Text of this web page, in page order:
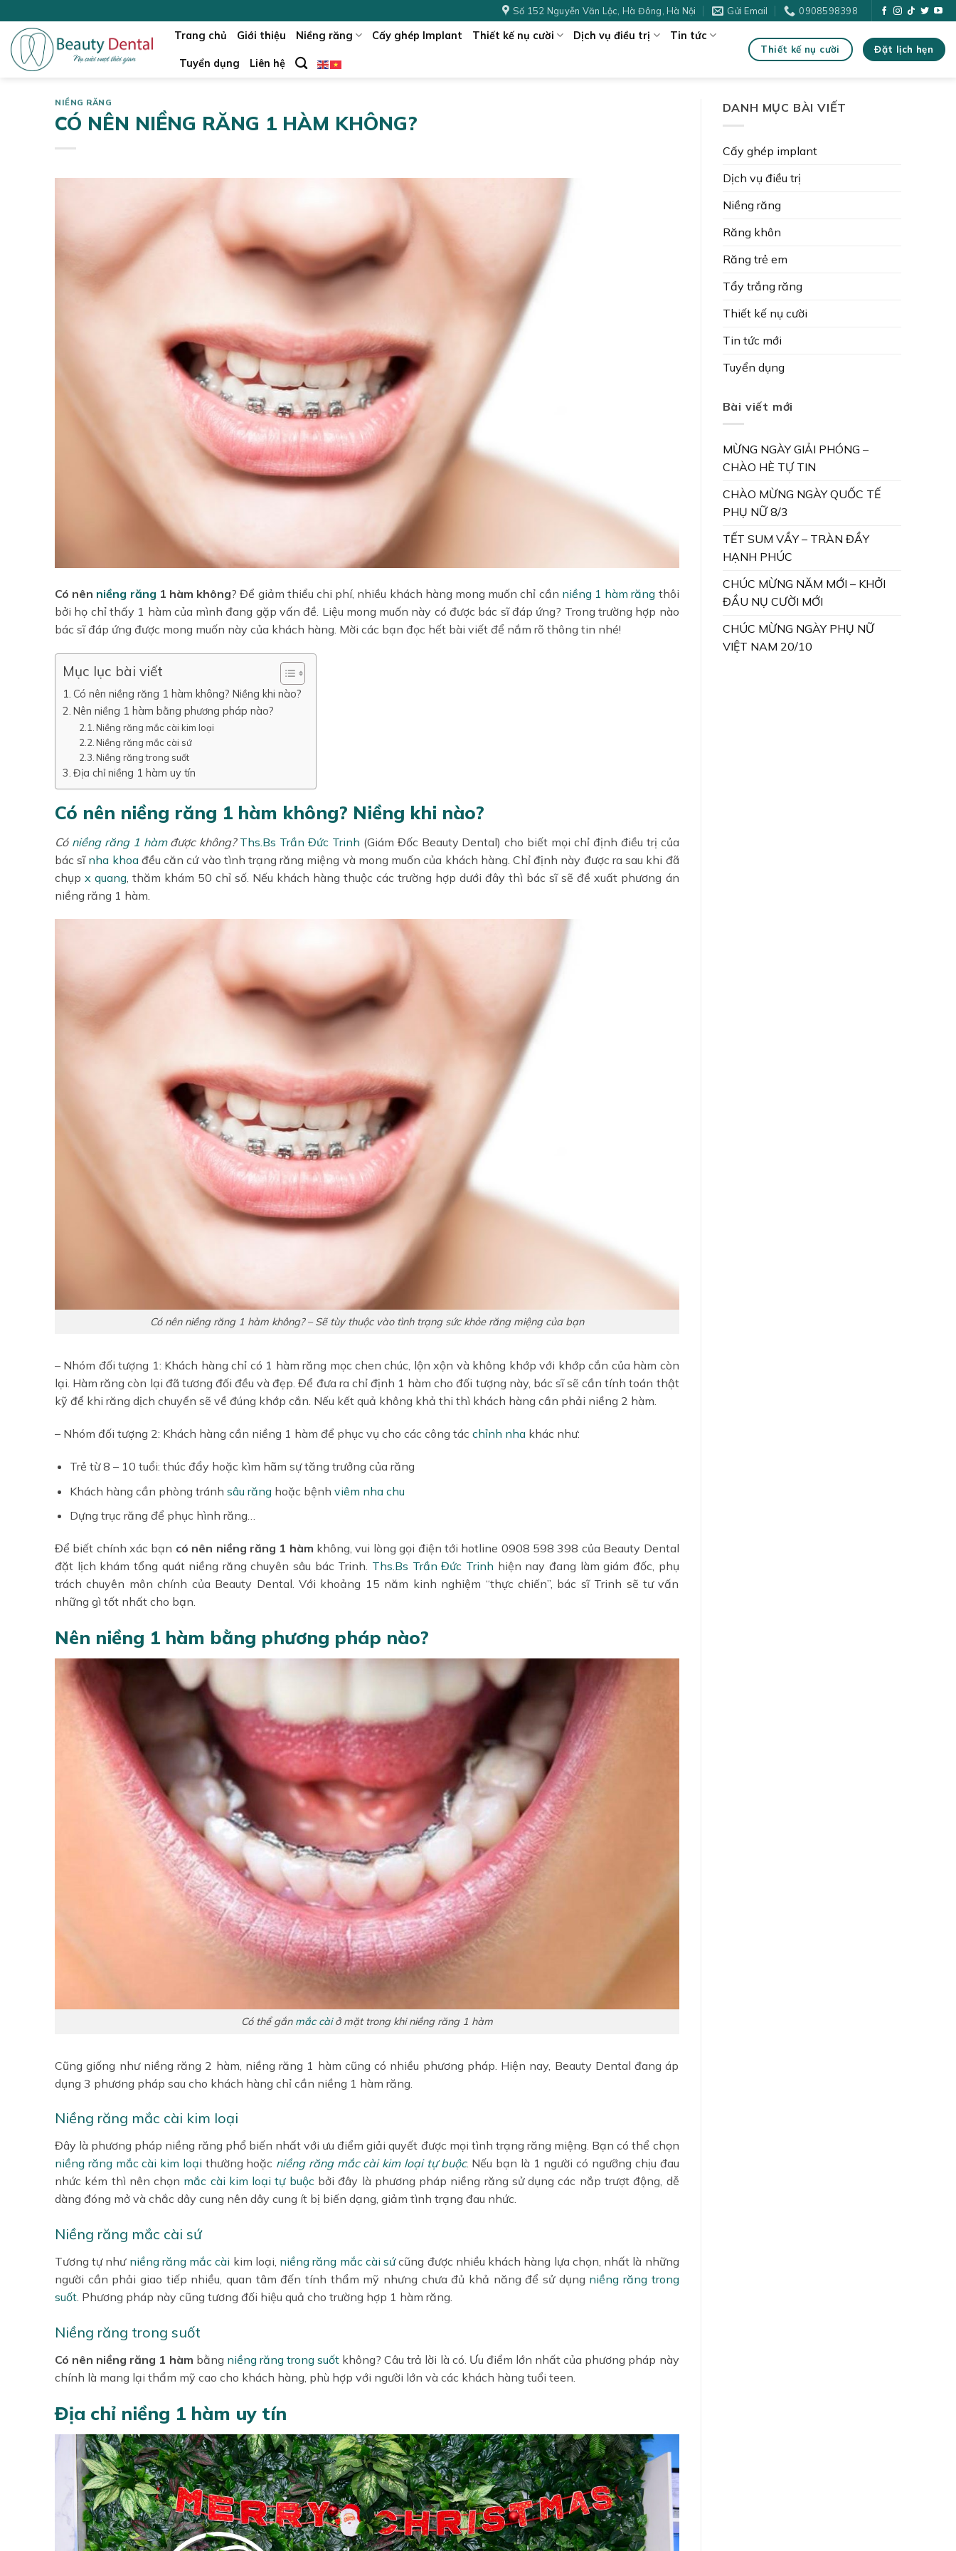
to
content
Số 152 Nguyễn Văn Lộc, Hà Đông, Hà Nội Gửi Email 0908598398
Trang chủ Giới thiệu Niềng răng Cấy ghép Implant Thiết kế nụ cười Dịch vụ điều trị Tin tức
Tuyển dụng Liên hệ
Thiết kế nụ cười Đặt lịch hẹn
NIỀNG RĂNG
CÓ NÊN NIỀNG RĂNG 1 HÀM KHÔNG?
Có nên niềng răng 1 hàm không? Để giảm thiểu chi phí, nhiều khách hàng mong muốn chỉ cần niềng 1 hàm răng thôi
bởi họ chỉ thấy 1 hàm của mình đang gặp vấn đề. Liệu mong muốn này có được bác sĩ đáp ứng? Trong trường hợp nào
bác sĩ đáp ứng được mong muốn này của khách hàng. Mời các bạn đọc hết bài viết để nắm rõ thông tin nhé!
Mục lục bài viết
Có nên niềng răng 1 hàm không? Niềng khi nào?
Nên niềng 1 hàm bằng phương pháp nào?
Niềng răng mắc cài kim loại
Niềng răng mắc cài sứ
Niềng răng trong suốt
Địa chỉ niềng 1 hàm uy tín
Có nên niềng răng 1 hàm không? Niềng khi nào?
Có niềng răng 1 hàmđược không? Ths.Bs Trần Đức Trinh (Giám Đốc Beauty Dental) cho biết mọi chỉ định điều trị của
bác sĩ nha khoađều căn cứ vào tình trạng răng miệng và mong muốn của khách hàng. Chỉ định này được ra sau khi đã
chụpx quang , thăm khám 50 chỉ số. Nếu khách hàng thuộc các trường hợp dưới đây thì bác sĩ sẽ đề xuất phương án
niềng răng 1 hàm.
Có nên niềng răng 1 hàm không? – Sẽ tùy thuộc vào tình trạng sức khỏe răng miệng của bạn
– Nhóm đối tượng 1: Khách hàng chỉ có 1 hàm răng mọc chen chúc, lộn xộn và không khớp với khớp cắn của hàm còn
lại. Hàm răng còn lại đã tương đối đều và đẹp. Để đưa ra chỉ định 1 hàm cho đối tượng này, bác sĩ sẽ cần tính toán thật
kỹ để khi răng dịch chuyển sẽ về đúng khớp cắn. Nếu kết quả không khả thi thì khách hàng cần phải niềng 2 hàm.
– Nhóm đối tượng 2: Khách hàng cần niềng 1 hàm để phục vụ cho các công tác chỉnh nha khác như:
Trẻ từ 8 – 10 tuổi: thúc đẩy hoặc kìm hãm sự tăng trưởng của răng
Khách hàng cần phòng tránh sâu rănghoặc bệnh viêm nha chu
Dựng trục răng để phục hình răng…
Để biết chính xác bạn có nên niềng răng 1 hàm không, vui lòng gọi điện tới hotline 0908 598 398 của Beauty Dental
đặt lịch khám tổng quát niềng răng chuyên sâu bác Trinh. Ths.Bs Trần Đức Trinh hiện nay đang làm giám đốc, phụ
trách chuyên môn chính của Beauty Dental. Với khoảng 15 năm kinh nghiệm “thực chiến”, bác sĩ Trinh sẽ tư vấn
những gì tốt nhất cho bạn.
Nên niềng 1 hàm bằng phương pháp nào?
Có thể gắn mắc càiở mặt trong khi niềng răng 1 hàm
Cũng giống như niềng răng 2 hàm, niềng răng 1 hàm cũng có nhiều phương pháp. Hiện nay, Beauty Dental đang áp
dụng 3 phương pháp sau cho khách hàng chỉ cần niềng 1 hàm răng.
Niềng răng mắc cài kim loại
Đây là phương pháp niềng răng phổ biến nhất với ưu điểm giải quyết được mọi tình trạng răng miệng. Bạn có thể chọn
niềng răng mắc cài kim loại thường hoặc niềng răng mắc cài kim loại tự buộc. Nếu bạn là 1 người có ngưỡng chịu đau
nhức kém thì nên chọn mắc cài kim loại tự buộc bởi đây là phương pháp niềng răng sử dụng các nắp trượt động, dễ
dàng đóng mở và chắc dây cung nên dây cung ít bị biến dạng, giảm tình trạng đau nhức.
Niềng răng mắc cài sứ
Tương tự như niềng răng mắc cài kim loại, niềng răng mắc cài sứcũng được nhiều khách hàng lựa chọn, nhất là những
người cần phải giao tiếp nhiều, quan tâm đến tính thẩm mỹ nhưng chưa đủ khả năng để sử dụng niềng răng trong
suốt. Phương pháp này cũng tương đối hiệu quả cho trường hợp 1 hàm răng.
Niềng răng trong suốt
Có nên niềng răng 1 hàm bằng niềng răng trong suốt không? Câu trả lời là có. Ưu điểm lớn nhất của phương pháp này
chính là mang lại thẩm mỹ cao cho khách hàng, phù hợp với người lớn và các khách hàng tuổi teen.
Địa chỉ niềng 1 hàm uy tín
DANH MỤC BÀI VIẾT
Cấy ghép implant
Dịch vụ điều trị
Niềng răng
Răng khôn
Răng trẻ em
Tẩy trắng răng
Thiết kế nụ cười
Tin tức mới
Tuyển dụng
Bài viết mới
MỪNG NGÀY GIẢI PHÓNG –
CHÀO HÈ TỰ TIN
CHÀO MỪNG NGÀY QUỐC TẾ
PHỤ NỮ 8/3
TẾT SUM VẦY – TRÀN ĐẦY
HẠNH PHÚC
CHÚC MỪNG NĂM MỚI – KHỞI
ĐẦU NỤ CƯỜI MỚI
CHÚC MỪNG NGÀY PHỤ NỮ
VIỆT NAM 20/10